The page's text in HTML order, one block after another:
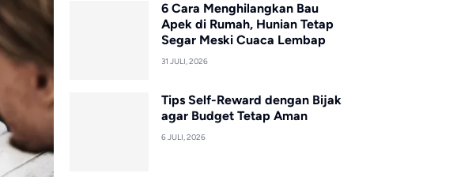
6 Cara Menghilangkan Bau
Apek di Rumah, Hunian Tetap
Segar Meski Cuaca Lembap
31 JULI, 2026
Tips Self-Reward dengan Bijak
agar Budget Tetap Aman
6 JULI, 2026